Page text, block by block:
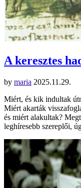
A keresztes
by maria 2025.11.29.
Miért, és kik indultak
Miért akarták
és miért alakultak?
leghíresebb szereplői,